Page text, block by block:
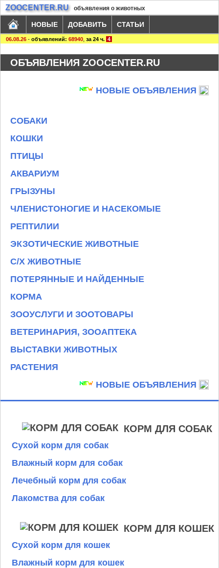
ZOOCENTER.RU объявления о животных
НОВЫЕ ДОБАВИТЬ СТАТЬИ
06.08.26 - объявлений: 68940 за 24 ч. 4
ОБЪЯВЛЕНИЯ ZOOCENTER.RU
НОВЫЕ ОБЪЯВЛЕНИЯ
СОБАКИ
КОШКИ
ПТИЦЫ
АКВАРИУМ
ГРЫЗУНЫ
ЧЛЕНИСТОНОГИЕ И НАСЕКОМЫЕ
РЕПТИЛИИ
ЭКЗОТИЧЕСКИЕ ЖИВОТНЫЕ
С/Х ЖИВОТНЫЕ
ПОТЕРЯННЫЕ И НАЙДЕННЫЕ
КОРМА
ЗООУСЛУГИ И ЗООТОВАРЫ
ВЕТЕРИНАРИЯ, ЗООАПТЕКА
ВЫСТАВКИ ЖИВОТНЫХ
РАСТЕНИЯ
НОВЫЕ ОБЪЯВЛЕНИЯ
КОРМ ДЛЯ СОБАК
Сухой корм для собак
Влажный корм для собак
Лечебный корм для собак
Лакомства для собак
КОРМ ДЛЯ КОШЕК
Сухой корм для кошек
Влажный корм для кошек